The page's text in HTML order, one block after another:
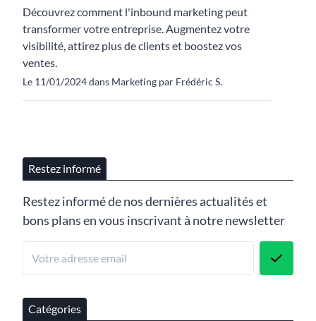
Découvrez comment l'inbound marketing peut
transformer votre entreprise. Augmentez votre
visibilité, attirez plus de clients et boostez vos
ventes.
Le 11/01/2024 dans Marketing par Frédéric S.
Restez informé
Restez informé de nos dernières actualités et
bons plans en vous inscrivant à notre newsletter
Catégories